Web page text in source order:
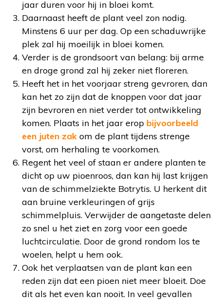
jaar duren voor hij in bloei komt.
Daarnaast heeft de plant veel zon nodig.
Minstens 6 uur per dag. Op een schaduwrijke
plek zal hij moeilijk in bloei komen.
Verder is de grondsoort van belang: bij arme
en droge grond zal hij zeker niet floreren.
Heeft het in het voorjaar streng gevroren, dan
kan het zo zijn dat de knoppen voor dat jaar
zijn bevroren en niet verder tot ontwikkeling
komen. Plaats in het jaar erop bijvoorbeeld
een juten zak om de plant tijdens strenge
vorst, om herhaling te voorkomen.
Regent het veel of staan er andere planten te
dicht op uw pioenroos, dan kan hij last krijgen
van de schimmelziekte Botrytis. U herkent dit
aan bruine verkleuringen of grijs
schimmelpluis. Verwijder de aangetaste delen
zo snel u het ziet en zorg voor een goede
luchtcirculatie. Door de grond rondom los te
woelen, helpt u hem ook.
Ook het verplaatsen van de plant kan een
reden zijn dat een pioen niet meer bloeit. Doe
dit als het even kan nooit. In veel gevallen